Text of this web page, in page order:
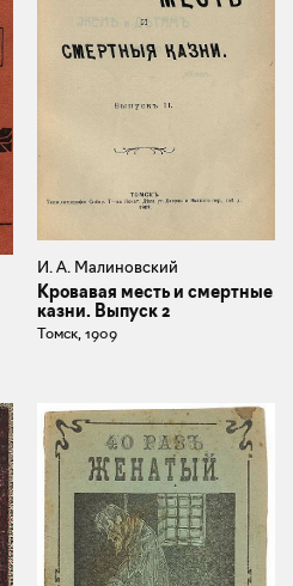
И. А. Малиновский
Кровавая месть и смертные
казни. Выпуск 2
Томск, 1909